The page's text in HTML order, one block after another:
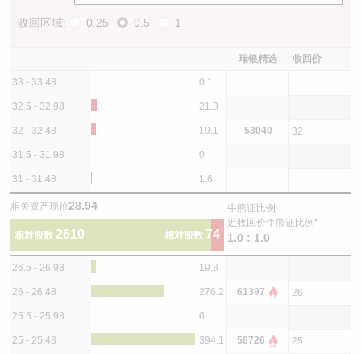
收回区域: 0.25 0.5 1
瑞银精选 收回价
33 - 33.48 0.1
32.5 - 32.98 21.3
32 - 32.48 19.1 53040 32
31.5 - 31.98 0
31 - 31.48 1.6
相关资产现价28.94
相对股数 2610 相对股数 74
牛熊证比例
近收回价牛熊证比例*
1.0 : 1.0
26.5 - 26.98 19.8
26 - 26.48 276.2 61397 26
25.5 - 25.98 0
25 - 25.48 394.1 56726 25